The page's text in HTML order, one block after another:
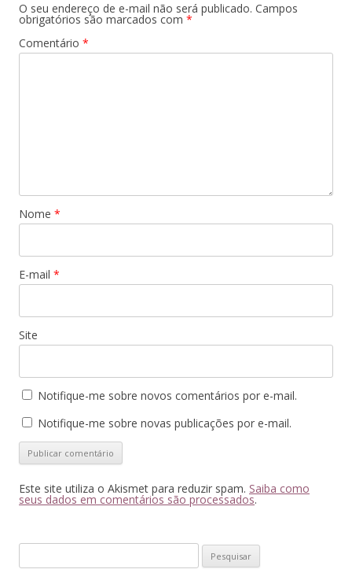
O seu endereço de e-mail não será publicado. Campos
obrigatórios são marcados com *
Comentário *
Nome *
E-mail *
Site
Notifique-me sobre novos comentários por e-mail.
Notifique-me sobre novas publicações por e-mail.
Este site utiliza o Akismet para reduzir spam. Saiba como
seus dados em comentários são processados.
por: